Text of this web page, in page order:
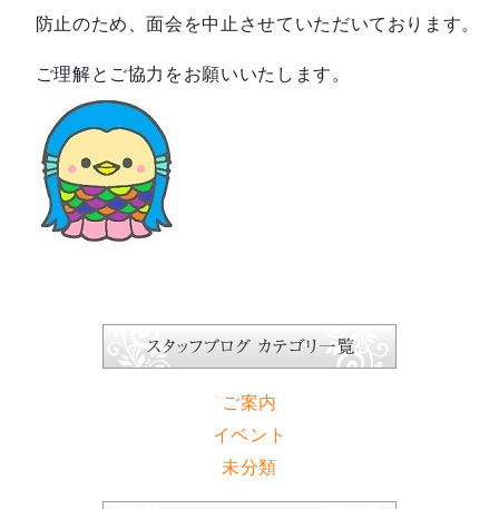
防止のため、面会を中止させていただいております。
ご理解とご協力をお願いいたします。
ご案内
イベント
未分類